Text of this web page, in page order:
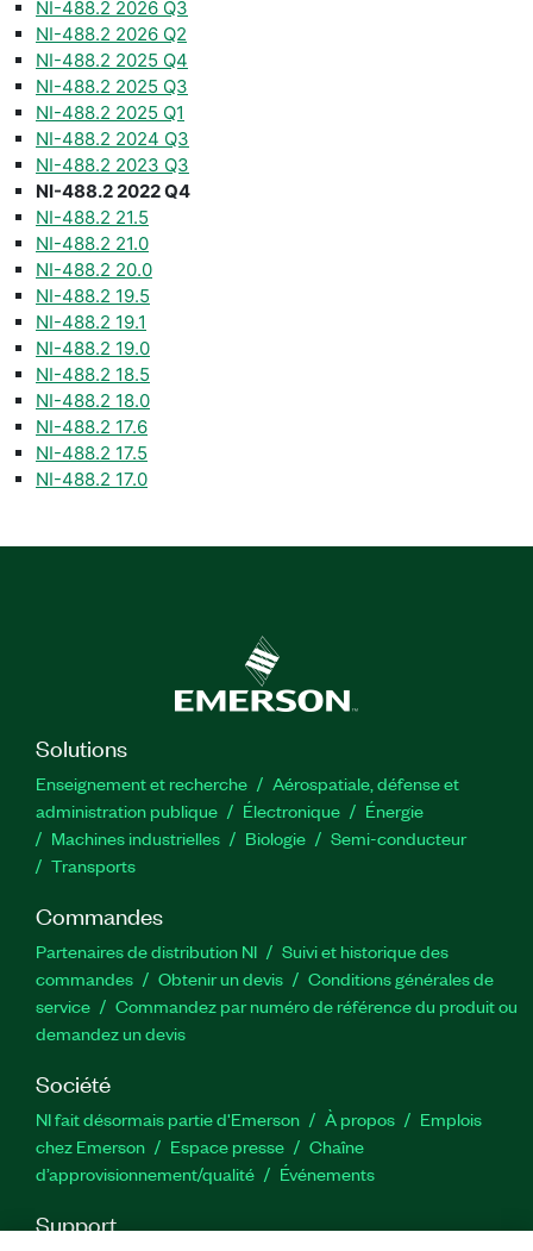
NI-488.2 2026 Q3
NI-488.2 2026 Q2
NI-488.2 2025 Q4
NI-488.2 2025 Q3
NI-488.2 2025 Q1
NI-488.2 2024 Q3
NI-488.2 2023 Q3
NI-488.2 2022 Q4
NI-488.2 21.5
NI-488.2 21.0
NI-488.2 20.0
NI-488.2 19.5
NI-488.2 19.1
NI-488.2 19.0
NI-488.2 18.5
NI-488.2 18.0
NI-488.2 17.6
NI-488.2 17.5
NI-488.2 17.0
Solutions
Enseignement et recherche
Aérospatiale, défense et
administration publique
Électronique
Énergie​
Machines industrielles
Biologie
Semi-conducteur
Transports
Commandes
Partenaires de distribution NI
Suivi et historique des
commandes
Obtenir un devis
Conditions générales de
service
Commandez par numéro de référence du produit ou
demandez un devis
Société
NI fait désormais partie d'Emerson À propos
Emplois
chez Emerson
Espace presse
Chaîne
d’approvisionnement/qualité
Événements
Support